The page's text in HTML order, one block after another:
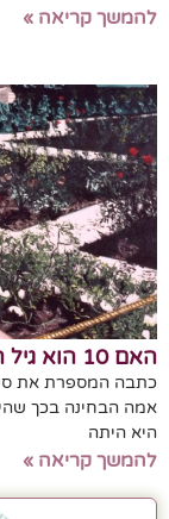
להמשך קריאה »
האם 10 הוא גיל ההתבגרות החדש?
היא היתה
להמשך קריאה »